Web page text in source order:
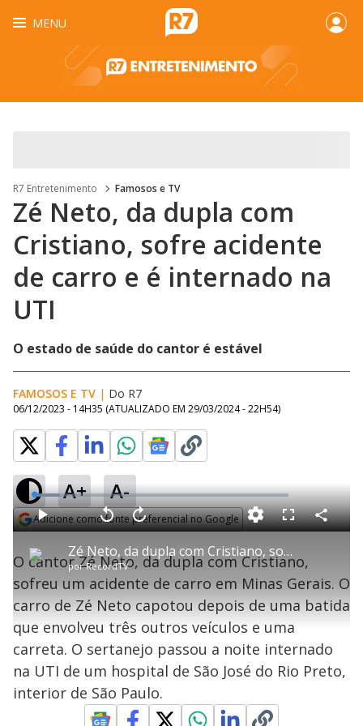
MENU
R7 Entretenimento Famosos e TV
Zé Neto, da dupla com
Cristiano, sofre acidente
de carro e é internado na
UTI
O estado de saúde do cantor é estável
FAMOSOS E TV | Do R7
06/12/2023 - 14H35 (ATUALIZADO EM 29/03/2024 - 22H54)
A+ A-
Adicione como fonte preferencial no Google
P
l
a
y
Zé Neto, da dupla com Cristiano, sofre acidente de carro e é internado na UTI
porRecordTV
P V
t
r
1
0
e
g
n
d
s
A
n
a
r
1
s
e
u
n
o
s
L
o
a
d
e
0
.
1
3
F
l
s
c
r
e
n
C
o
i
l
h
a
O cantor Zé Neto, da dupla com Cristiano,
sofreu um acidente de carro em Minas Gerais. O
carro de Zé Neto capotou depois de uma batida
que envolveu três outros veículos e uma
carreta. O sertanejo passou a noite internado
na UTI de um hospital de São José do Rio Preto,
interior de São Paulo.